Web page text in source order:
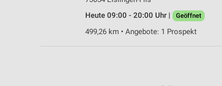
Heute 09:00 - 20:00 Uhr |
Geöffnet
499,26 km • Angebote: 1 Prospekt